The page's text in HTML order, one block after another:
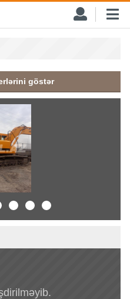
göstər